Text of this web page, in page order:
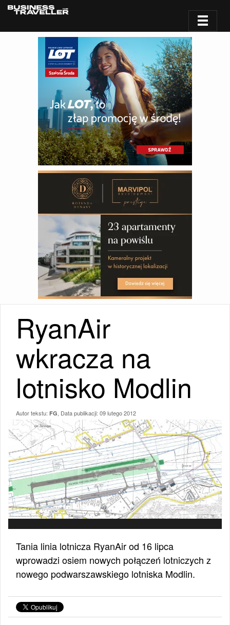
RyanAir
wkracza na
lotnisko Modlin
Autor tekstu: FG , Data publikacji: 09 lutego 2012
Tania linia lotnicza RyanAir od 16 lipca
wprowadzi osiem nowych połączeń lotniczych z
nowego podwarszawskiego lotniska Modlin.